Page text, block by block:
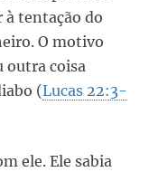
à tentação do
O motivo
outra coisa
(Lucas 22:3-
ele. Ele sabia